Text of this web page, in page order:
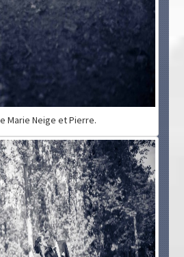
Marie Neige et Pierre.